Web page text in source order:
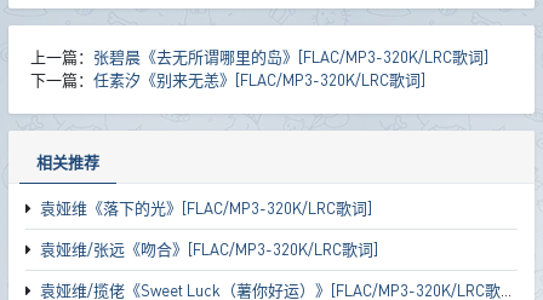
上一篇： 张碧晨《去无所谓哪里的岛》[FLAC/MP3-320K/LRC歌词]
下一篇： 任素汐《别来无恙》[FLAC/MP3-320K/LRC歌词]
相关推荐
袁娅维《落下的光》[FLAC/MP3-320K/LRC歌词]
袁娅维/张远《吻合》[FLAC/MP3-320K/LRC歌词]
袁娅维/揽佬《Sweet Luck（薯你好运）》[FLAC/MP3-320K/LRC歌词]